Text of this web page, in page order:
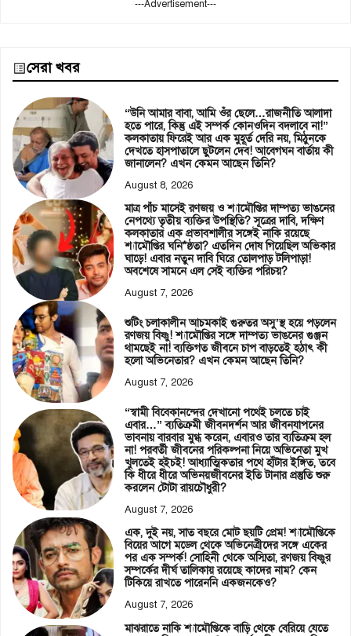
---Advertisement---
সেরা খবর
“উনি আমার বাবা, আমি ওঁর ছেলে…রাজনীতি আলাদা
হতে পারে, কিন্তু এই সম্পর্ক কোনওদিন বদলাবে না!”
কলকাতায় ফিরেই আর এক মুহূর্ত দেরি নয়, মিঠুনকে
দেখতে হাসপাতালে ছুটলেন দেব! আবেগঘন বার্তায় কী
জানালেন? এখন কেমন আছেন তিনি?
August 8, 2026
মাত্র পাঁচ মাসেই রণজয় ও শ্যামৌপ্তির দাম্পত্য ভাঙনের
নেপথ্যে তৃতীয় ব্যক্তির উপস্থিতি? সূত্রের দাবি, দক্ষিণ
কলকাতার এক প্রভাবশালীর সঙ্গেই নাকি রয়েছে
শ্যামৌপ্তির ঘনি*ষ্ঠতা? এতদিন দোষ গিয়েছিল অভিকার
ঘাড়ে! এবার নতুন দাবি ঘিরে তোলপাড় টলিপাড়া!
অবশেষে সামনে এল সেই ব্যক্তির পরিচয়?
August 7, 2026
শুটিং চলাকালীন আচমকাই গুরুতর অসু’স্থ হয়ে পড়লেন
রণজয় বিষ্ণু! শ্যামৌপ্তির সঙ্গে দাম্পত্য ভাঙনের গুঞ্জন
থামছেই না! ব্যক্তিগত জীবনে চাপ বাড়তেই হঠাৎ কী
হলো অভিনেতার? এখন কেমন আছেন তিনি?
August 7, 2026
“স্বামী বিবেকানন্দের দেখানো পথেই চলতে চাই
এবার…” ব্যতিক্রমী জীবনদর্শন আর জীবনযাপনের
ভাবনায় বারবার মুগ্ধ করেন, এবারও তার ব্যতিক্রম হল
না! পরবর্তী জীবনের পরিকল্পনা নিয়ে অভিনেতা মুখ
খুলতেই হইচই! আধ্যাত্মিকতার পথে হাঁটার ইঙ্গিত, তবে
কি ধীরে ধীরে অভিনয়জীবনের ইতি টানার প্রস্তুতি শুরু
করলেন টোটা রায়চৌধুরী?
August 7, 2026
এক, দুই নয়, সাত বছরে মোট ছয়টি প্রেম! শ্যামৌপ্তিকে
বিয়ের আগে মডেল থেকে অভিনেত্রীদের সঙ্গে একের
পর এক সম্পর্ক! সোহিনী থেকে অস্মিতা, রণজয় বিষ্ণুর
সম্পর্কের দীর্ঘ তালিকায় রয়েছে কাদের নাম? কেন
টিকিয়ে রাখতে পারেননি একজনকেও?
August 7, 2026
মাঝরাতে নাকি শ্যামৌপ্তিকে বাড়ি থেকে বেরিয়ে যেতে